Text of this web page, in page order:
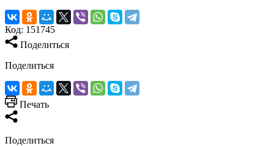
Код: 151745
Поделиться
Поделиться
Печать
Поделиться